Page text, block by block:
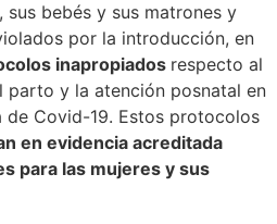
sus bebés y sus matrones y
por la introducción, en
inapropiados respecto al
parto y la atención posnatal en
de Covid-19. Estos protocolos
en evidencia acreditada
para las mujeres y sus